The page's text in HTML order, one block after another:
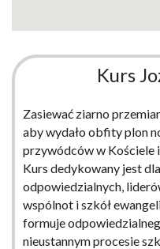
Kurs
Zasiewać ziarno
aby wydało obfity plon
przywódców w Kościele
Kurs dedykowany jest dla
odpowiedzialnych,
wspólnot i szkół
formuje
nieustannym procesie